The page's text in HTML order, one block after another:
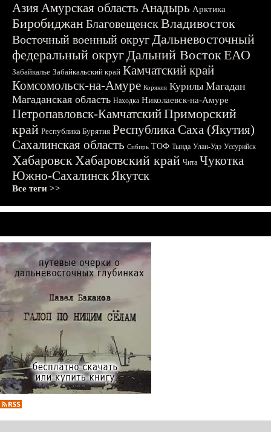
АзияАмурская область Анадырь Арктика
БиробиджанБлаговещенскВладивосток
Восточный военный округДальневосточный
федеральный округДальний ВостокЕАО
Забайкалье Забайкальский край Камчатский край
Комсомольск-на-Амуре Корякия Курилы Магадан
Магаданская область Находка Николаевск-на-Амуре
Петропавловск-КамчатскийПриморский
край Республика Бурятия Республика Саха (Якутия)
Сахалинская область Сибирь ТОФ Тында Улан-Удэ Уссурийск
ХабаровскХабаровский край Чита Чукотка
Южно-СахалинскЯкутск
Все теги >>